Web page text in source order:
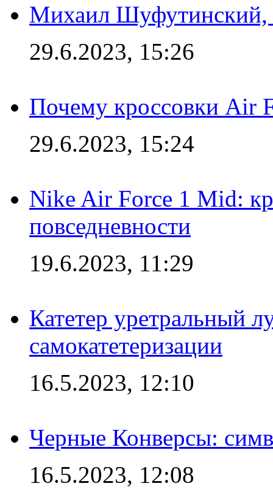
Михаил Шуфутинский,
29.6.2023, 15:26
Почему кроссовки Air
29.6.2023, 15:24
Nike Air Force 1 Mid:
повседневности
19.6.2023, 11:29
Катетер уретральный
самокатетеризации
16.5.2023, 12:10
Черные Конверсы:
16.5.2023, 12:08